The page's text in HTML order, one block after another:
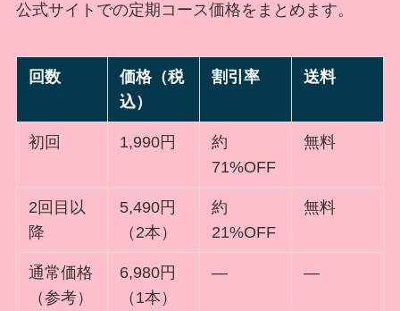
公式サイトでの定期コース価格をまとめます。
回数
価格（税
込）
割引率 送料
初回 1,990円
約
71%OFF
無料
2回目以
降
5,490円
（2本）
約
21%OFF
無料
通常価格
（参考）
6,980円
（1本）
— —